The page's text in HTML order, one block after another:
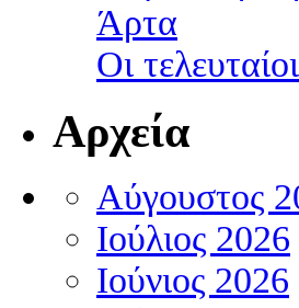
Άρτα
Οι
Αρχεία
Αύγουστος
Ιούλιος 2026
Ιούνιος 2026